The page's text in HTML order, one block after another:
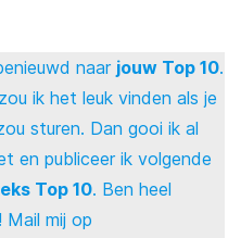
naar jouw Top 10.
ik het leuk vinden als je
sturen. Dan gooi ik al
en publiceer ik volgende
Top 10. Ben heel
mij op